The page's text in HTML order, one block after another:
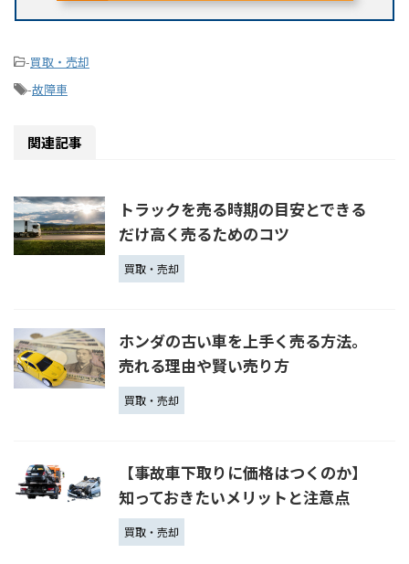
-買取・売却
-故障車
関連記事
トラックを売る時期の目安とできる
だけ高く売るためのコツ
買取・売却
ホンダの古い車を上手く売る方法。
売れる理由や賢い売り方
買取・売却
【事故車下取りに価格はつくのか】
知っておきたいメリットと注意点
買取・売却